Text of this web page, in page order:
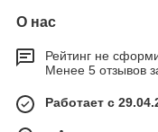
О нас
Рейтинг не
Менее 5 отзывов
Работает с